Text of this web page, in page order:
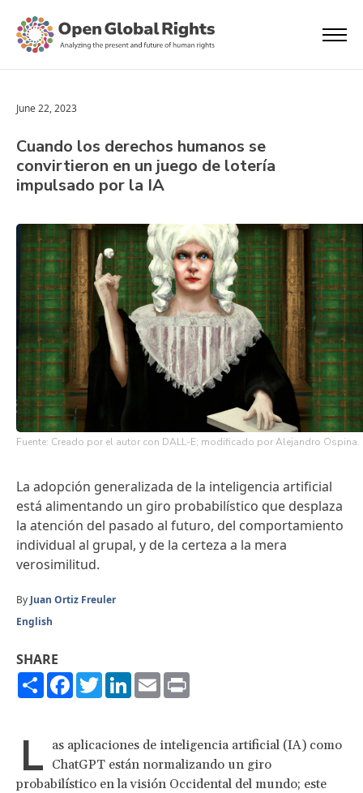
June 22, 2023
Cuando los derechos humanos se
convirtieron en un juego de lotería
impulsado por la IA
Fuente: Creado por el autor con DALL-E; modificado por Alejandro Ospina.
La adopción generalizada de la inteligencia artificial
está alimentando un giro probabilístico que desplaza
la atención del pasado al futuro, del comportamiento
individual al grupal, y de la certeza a la mera
verosimilitud.
By Juan Ortiz Freuler
English
SHARE
ShareFacebook
TwitterLinkedIn
Email
L as aplicaciones de inteligencia artificial (IA) como
ChatGPT están normalizando un giro
probabilístico en la visión Occidental del mundo; este